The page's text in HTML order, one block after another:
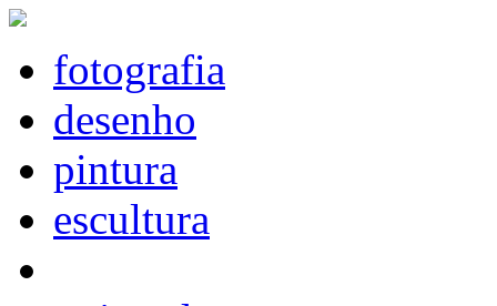
fotografia
desenho
pintura
escultura